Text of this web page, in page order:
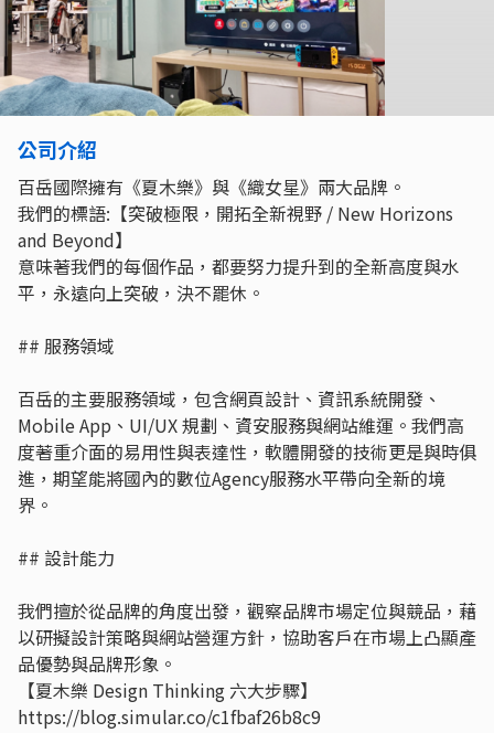
公司介紹
百岳國際擁有《夏⽊樂》與《織⼥星》兩大品牌。
我們的標語:【突破極限，開拓全新視野 / New Horizons
and Beyond】
意味著我們的每個作品，都要努力提升到的全新高度與水
平，永遠向上突破，決不罷休。
## 服務領域
百岳的主要服務領域，包含網頁設計、資訊系統開發、
Mobile App、UI/UX 規劃、資安服務與網站維運。我們高
度著重介面的易用性與表達性，軟體開發的技術更是與時俱
進，期望能將國內的數位Agency服務水平帶向全新的境
界。
## 設計能力
我們擅於從品牌的角度出發，觀察品牌市場定位與競品，藉
以研擬設計策略與網站營運方針，協助客戶在市場上凸顯產
品優勢與品牌形象。
【夏木樂 Design Thinking 六大步驟】
https://blog.simular.co/c1fbaf26b8c9